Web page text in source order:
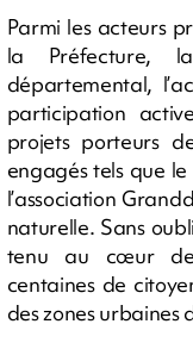
Parmi les acteurs
la Préfecture,
départemental,
participation
projets porteurs
engagés tels que
l’association
naturelle. Sans
tenu au cœur de
centaines de
des zones urbaines